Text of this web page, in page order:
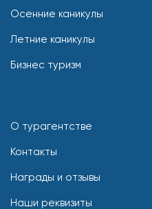
Осенние каникулы
Летние каникулы
Бизнес туризм
О турагентстве
Контакты
Награды и отзывы
Наши реквизиты